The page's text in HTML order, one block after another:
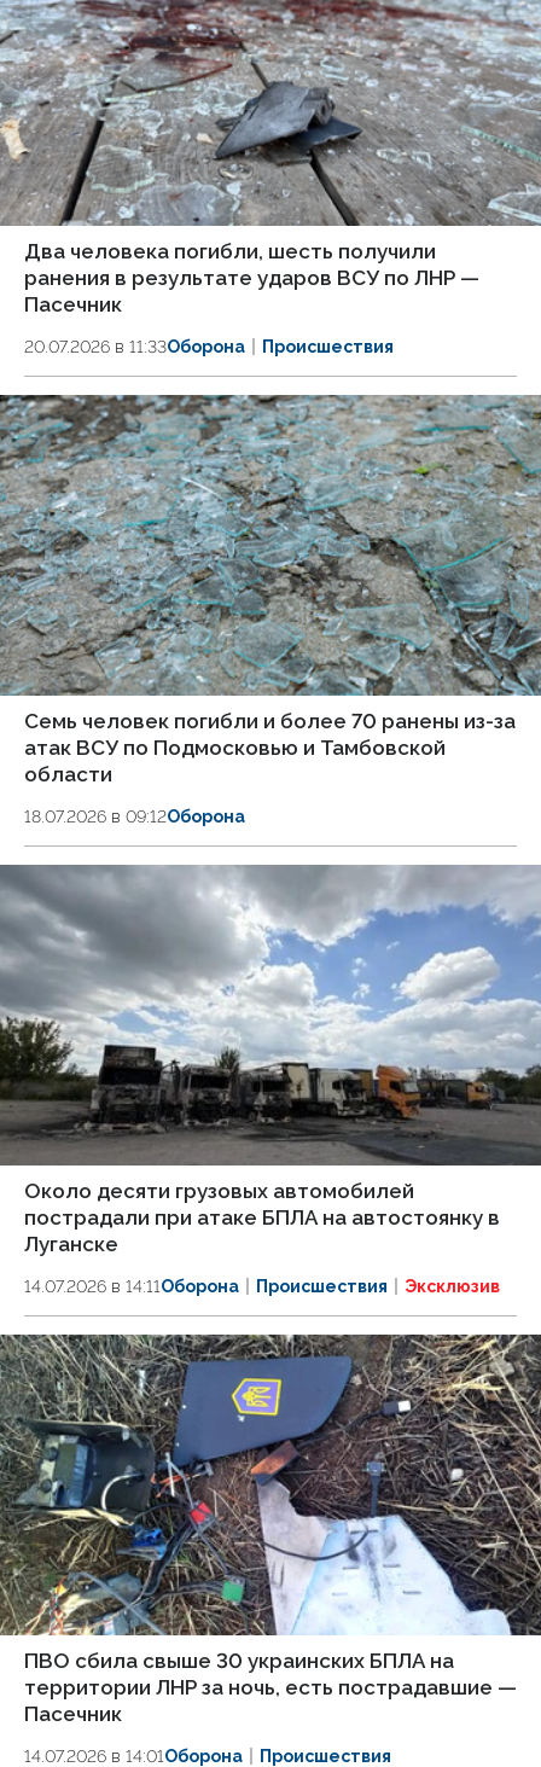
Два человека погибли, шесть получили
ранения в результате ударов ВСУ по ЛНР —
Пасечник
20.07.2026 в 11:33Оборона Происшествия
Семь человек погибли и более 70 ранены из-за
атак ВСУ по Подмосковью и Тамбовской
области
18.07.2026 в 09:12Оборона
Около десяти грузовых автомобилей
пострадали при атаке БПЛА на автостоянку в
Луганске
14.07.2026 в 14:11Оборона Происшествия Эксклюзив
ПВО сбила свыше 30 украинских БПЛА на
территории ЛНР за ночь, есть пострадавшие —
Пасечник
14.07.2026 в 14:01Оборона Происшествия